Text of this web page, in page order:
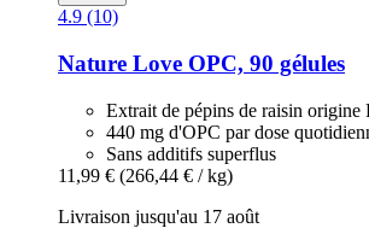
4.9 (10)
Nature Love OPC, 90 gélules
Extrait de pépins de raisin origine
440 mg d'OPC par dose
Sans additifs superflus
11,99 € (266,44 € / kg)
Livraison jusqu'au 17 août